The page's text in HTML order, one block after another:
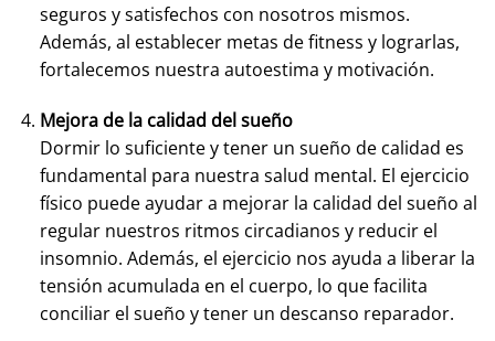
seguros y satisfechos con nosotros mismos.
Además, al establecer metas de fitness y lograrlas,
fortalecemos nuestra autoestima y motivación.
Mejora de la calidad del sueño
Dormir lo suficiente y tener un sueño de calidad es
fundamental para nuestra salud mental. El ejercicio
físico puede ayudar a mejorar la calidad del sueño al
regular nuestros ritmos circadianos y reducir el
insomnio. Además, el ejercicio nos ayuda a liberar la
tensión acumulada en el cuerpo, lo que facilita
conciliar el sueño y tener un descanso reparador.